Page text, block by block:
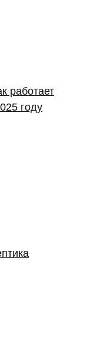
работает
году